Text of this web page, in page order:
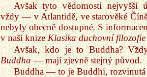
Avšak tyto vědomosti nejvyšší
vždy — v Atlantidě, ve starověké
nebyly obecně dostupné. S
v naší knizeKlasika duchovní filozofie
Avšak, kdo je to Buddha?
Buddha— mají zjevně stejný původ.
Buddha — to je Buddhi,